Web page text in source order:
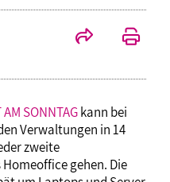
SONNTAGkann bei
Verwaltungen in 14
zweite
gehen. Die